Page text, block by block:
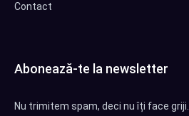
Contact
Abonează-te la newsletter
Nu trimitem spam, deci nu îți face griji.